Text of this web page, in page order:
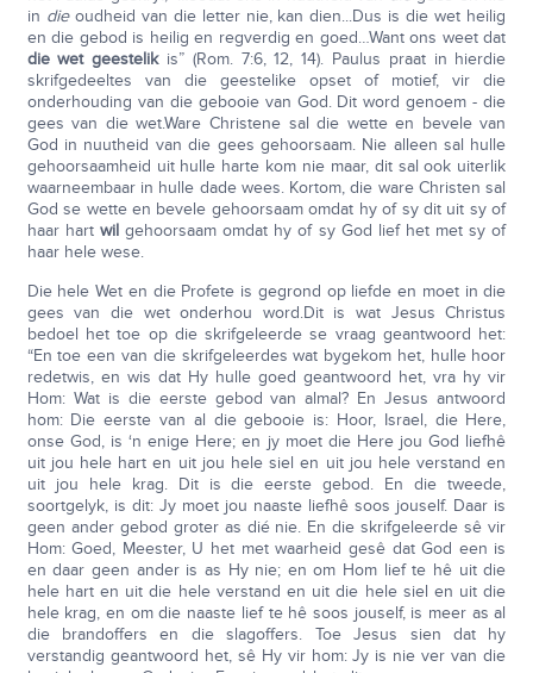
in dieoudheid van die letter nie, kan dien...Dus is die wet heilig
en die gebod is heilig en regverdig en goed…Want ons weet dat
die wet geestelikis” (Rom. 7:6, 12, 14). Paulus praat in hierdie
skrifgedeeltes van die geestelike opset of motief, vir die
onderhouding van die gebooie van God. Dit word genoem - die
gees van die wet.Ware Christene sal die wette en bevele van
God in nuutheid van die gees gehoorsaam. Nie alleen sal hulle
gehoorsaamheid uit hulle harte kom nie maar, dit sal ook uiterlik
waarneembaar in hulle dade wees. Kortom, die ware Christen sal
God se wette en bevele gehoorsaam omdat hy of sy dit uit sy of
haar hart wilgehoorsaam omdat hy of sy God lief het met sy of
haar hele wese.
Die hele Wet en die Profete is gegrond op liefde en moet in die
gees van die wet onderhou word.Dit is wat Jesus Christus
bedoel het toe op die skrifgeleerde se vraag geantwoord het:
“En toe een van die skrifgeleerdes wat bygekom het, hulle hoor
redetwis, en wis dat Hy hulle goed geantwoord het, vra hy vir
Hom: Wat is die eerste gebod van almal? En Jesus antwoord
hom: Die eerste van al die gebooie is: Hoor, Israel, die Here,
onse God, is ‘n enige Here; en jy moet die Here jou God liefhê
uit jou hele hart en uit jou hele siel en uit jou hele verstand en
uit jou hele krag. Dit is die eerste gebod. En die tweede,
soortgelyk, is dit: Jy moet jou naaste liefhê soos jouself. Daar is
geen ander gebod groter as dié nie. En die skrifgeleerde sê vir
Hom: Goed, Meester, U het met waarheid gesê dat God een is
en daar geen ander is as Hy nie; en om Hom lief te hê uit die
hele hart en uit die hele verstand en uit die hele siel en uit die
hele krag, en om die naaste lief te hê soos jouself, is meer as al
die brandoffers en die slagoffers. Toe Jesus sien dat hy
verstandig geantwoord het, sê Hy vir hom: Jy is nie ver van die